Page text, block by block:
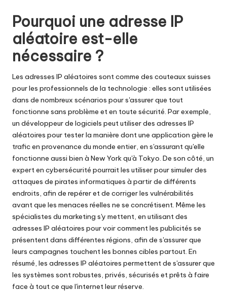
r
a
t
ui
t
]
-
O
k
e
y
P
r
o
x
y
Pourquoi une adresse IP
aléatoire est-elle
nécessaire ?
Les adresses IP aléatoires sont comme des couteaux suisses
pour les professionnels de la technologie : elles sont utilisées
dans de nombreux scénarios pour s'assurer que tout
fonctionne sans problème et en toute sécurité. Par exemple,
un développeur de logiciels peut utiliser des adresses IP
aléatoires pour tester la manière dont une application gère le
trafic en provenance du monde entier, en s'assurant qu'elle
fonctionne aussi bien à New York qu'à Tokyo. De son côté, un
expert en cybersécurité pourrait les utiliser pour simuler des
attaques de pirates informatiques à partir de différents
endroits, afin de repérer et de corriger les vulnérabilités
avant que les menaces réelles ne se concrétisent. Même les
spécialistes du marketing s'y mettent, en utilisant des
adresses IP aléatoires pour voir comment les publicités se
présentent dans différentes régions, afin de s'assurer que
leurs campagnes touchent les bonnes cibles partout. En
résumé, les adresses IP aléatoires permettent de s'assurer que
les systèmes sont robustes, privés, sécurisés et prêts à faire
face à tout ce que l'internet leur réserve.